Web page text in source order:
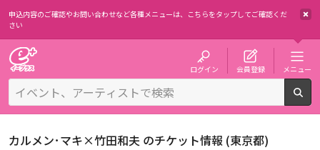
申込内容のご確認やお問い合わせなど各種メニューは、 こちらをタップしてご確認くだ
さい
ログイン 会員登録 メニュー
カルメン･マキ×竹田和夫 のチケット情報 (東京都)